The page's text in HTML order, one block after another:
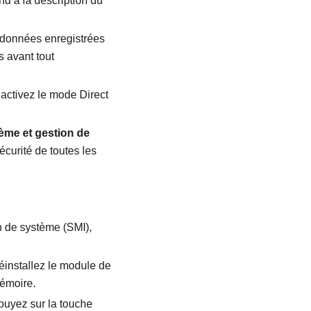
enregistrées
avant tout
le mode Direct
et gestion de
de toutes les
système (SMI),
le module de
sur la touche